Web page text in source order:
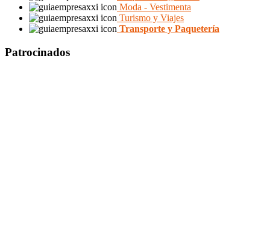
Moda - Vestimenta
Turismo y Viajes
Transporte y Paquetería
Patrocinados